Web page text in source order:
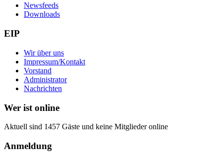
Newsfeeds
Downloads
EIP
Wir über uns
Impressum/Kontakt
Vorstand
Administrator
Nachrichten
Wer ist online
Aktuell sind 1457 Gäste und keine Mitglieder online
Anmeldung